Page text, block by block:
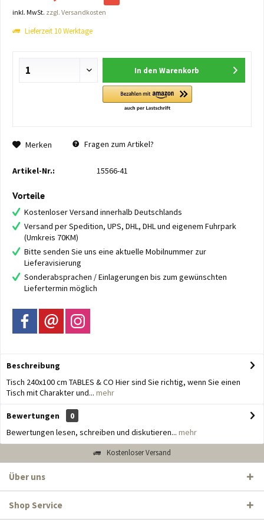
inkl. MwSt. zzgl. Versandkosten
Lieferzeit 10 Werktage
In den Warenkorb
Merken Fragen zum Artikel?
Artikel-Nr.: 15566-41
Vorteile
Kostenloser Versand innerhalb Deutschlands
Versand per Spedition, UPS, DHL, DHL und eigenem Fuhrpark
(Umkreis 70KM)
Bitte senden Sie uns eine aktuelle Mobilnummer zur
Lieferavisierung
Sonderabsprachen / Einlagerungen bis zum gewünschten
Liefertermin möglich
Beschreibung
Tisch 240x100 cm TABLES & CO Hier sind Sie richtig, wenn Sie einen
Tisch mit Charakter und... mehr
Bewertungen
0
Bewertungen lesen, schreiben und diskutieren... mehr
Kostenloser Versand
Über uns
Shop Service